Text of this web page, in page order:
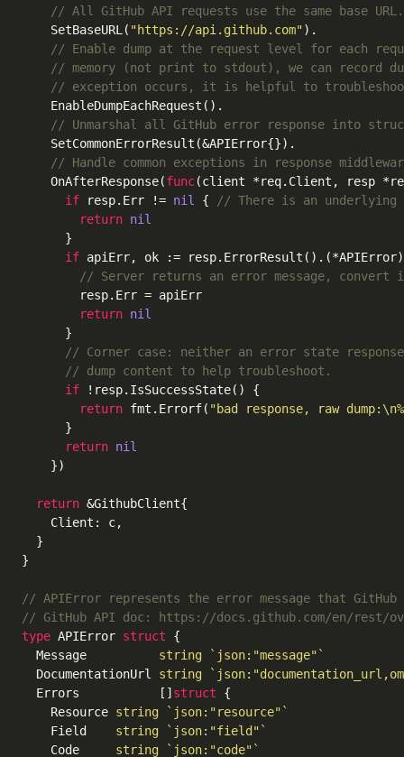
// All GitHub API requests use the same base URL.
    SetBaseURL(
"https://api.github.com").
// Enable dump at the request level for each
// memory (not print to stdout), we can record
// exception occurs, it is helpful to
    EnableDumpEachRequest().
// Unmarshal all GitHub error response into
    SetCommonErrorResult(&APIError{}).
// Handle common exceptions in response
    OnAfterResponse(
func(client *req.Client, resp
if resp.Err != nil {
// There is an
return nil
      }
if apiErr, ok :=
// Server returns an error message, convert
        resp.Err = apiErr
return nil
      }
// Corner case: neither an error state
// dump content to help troubleshoot.
if !resp.IsSuccessState() {
return fmt.Errorf( "bad response, raw
      }
return nil
    })
return &GithubClient{
    Client: c,
  }
}
// APIError represents the error message that
// GitHub API doc: https://docs.github.com/en/rest/
type APIError struct {
  Message
string
`json:"message"`
  DocumentationUrl
string
  Errors           []
struct {
    Resource
string
`json:"resource"`
    Field
string
`json:"field"`
    Code
string `json:"code"`